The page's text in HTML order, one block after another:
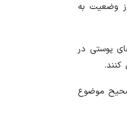
وضعیت به
پوستی در
صحیح موضوع